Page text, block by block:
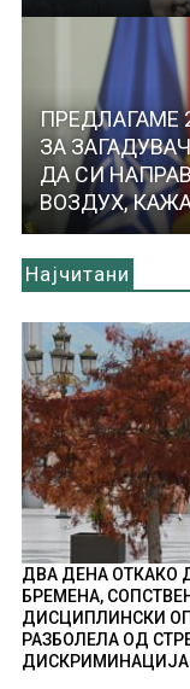
ПРЕДЛАГАМЕ
ЗА
ДА СИ
ВОЗДУХ,
Најчитани
ДВА ДЕНА ОТКАКО
БРЕМЕНА,
ДИСЦИПЛИНСКИ
РАЗБОЛЕЛА ОД
ДИСКРИМИНАЦИЈА